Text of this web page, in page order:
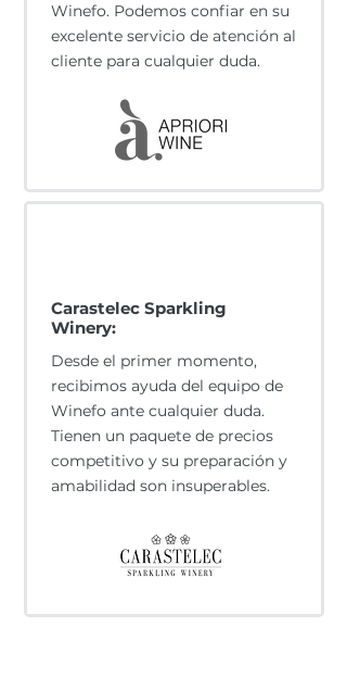
Winefo. Podemos confiar en su
excelente servicio de atención al
cliente para cualquier duda.
Carastelec Sparkling
Winery:
Desde el primer momento,
recibimos ayuda del equipo de
Winefo ante cualquier duda.
Tienen un paquete de precios
competitivo y su preparación y
amabilidad son insuperables.